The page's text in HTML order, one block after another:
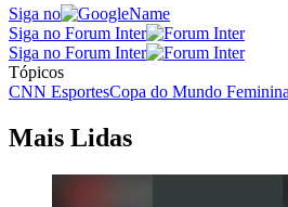
Siga no
Siga no Forum Inter
Siga no Forum Inter
Tópicos
CNN EsportesCopa do Mundo Feminina
Mais Lidas